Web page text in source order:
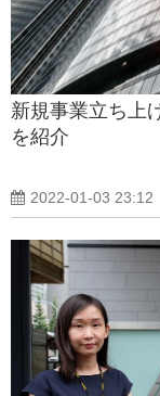
新規事業立ち上
を紹介
2022-01-03 23:12